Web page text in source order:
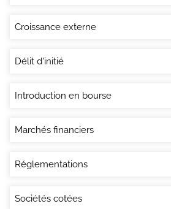
Croissance externe
Délit d'initié
Introduction en bourse
Marchés financiers
Réglementations
Sociétés cotées